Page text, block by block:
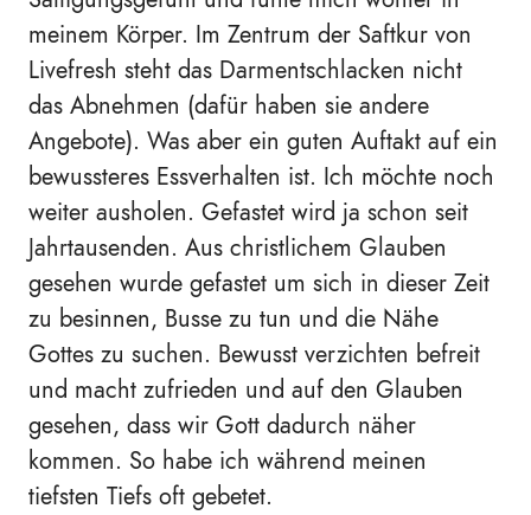
meinem Körper. Im Zentrum der Saftkur von
Livefresh steht das Darmentschlacken nicht
das Abnehmen (dafür haben sie andere
Angebote). Was aber ein guten Auftakt auf ein
bewussteres Essverhalten ist. Ich möchte noch
weiter ausholen. Gefastet wird ja schon seit
Jahrtausenden. Aus christlichem Glauben
gesehen wurde gefastet um sich in dieser Zeit
zu besinnen, Busse zu tun und die Nähe
Gottes zu suchen. Bewusst verzichten befreit
und macht zufrieden und auf den Glauben
gesehen, dass wir Gott dadurch näher
kommen. So habe ich während meinen
tiefsten Tiefs oft gebetet.